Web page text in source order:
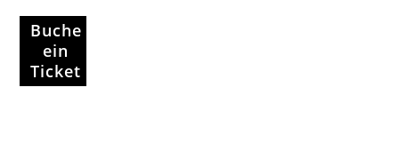
Buche
ein
Ticket